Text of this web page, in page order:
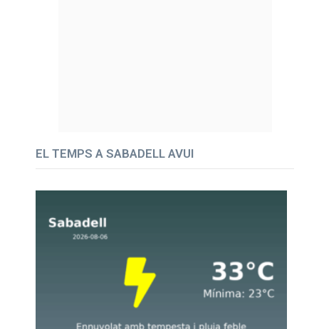
EL TEMPS A SABADELL AVUI